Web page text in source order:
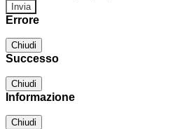
Errore
Chiudi
Successo
Chiudi
Informazione
Chiudi